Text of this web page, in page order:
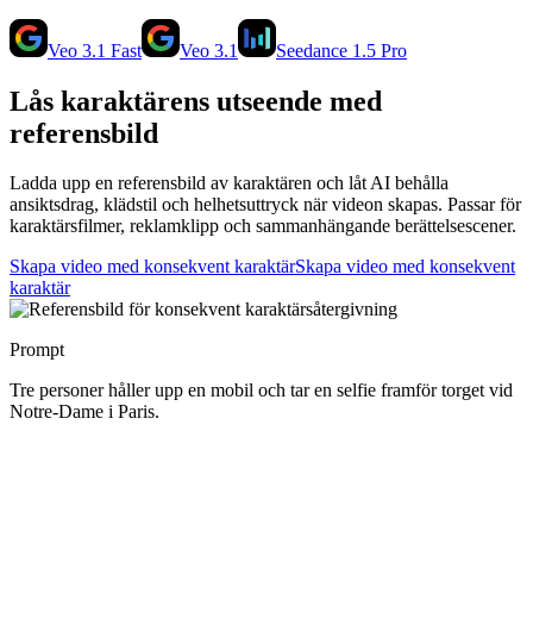
Veo 3.1 Fast Veo 3.1 Seedance 1.5 Pro
Lås karaktärens utseende med
referensbild
Ladda upp en referensbild av karaktären och låt AI behålla
ansiktsdrag, klädstil och helhetsuttryck när videon skapas. Passar för
karaktärsfilmer, reklamklipp och sammanhängande berättelsescener.
Skapa video med konsekvent karaktärSkapa video med konsekvent
karaktär
Prompt
Tre personer håller upp en mobil och tar en selfie framför torget vid
Notre-Dame i Paris.